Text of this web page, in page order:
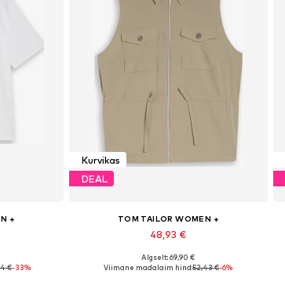
+
5XL
€-33%
Kurvikas
DEAL
TOM TAILOR WOMEN +
48,93 €
Algselt: 69,90 €
Viimane madalaim hind:52,43 €-6%